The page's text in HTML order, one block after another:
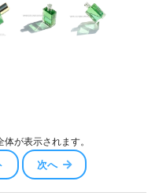
が表示されます。
次へ